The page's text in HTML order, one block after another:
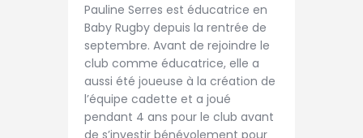
Pauline Serres est éducatrice en
Baby Rugby depuis la rentrée de
septembre. Avant de rejoindre le
club comme éducatrice, elle a
aussi été joueuse à la création de
l’équipe cadette et a joué
pendant 4 ans pour le club avant
de s’investir bénévolement pour